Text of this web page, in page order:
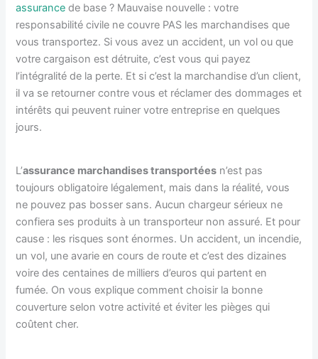
assurance de base ? Mauvaise nouvelle : votre
responsabilité civile ne couvre PAS les marchandises que
vous transportez. Si vous avez un accident, un vol ou que
votre cargaison est détruite, c’est vous qui payez
l’intégralité de la perte. Et si c’est la marchandise d’un client,
il va se retourner contre vous et réclamer des dommages et
intérêts qui peuvent ruiner votre entreprise en quelques
jours.
L’assurance marchandises transportées n’est pas
toujours obligatoire légalement, mais dans la réalité, vous
ne pouvez pas bosser sans. Aucun chargeur sérieux ne
confiera ses produits à un transporteur non assuré. Et pour
cause : les risques sont énormes. Un accident, un incendie,
un vol, une avarie en cours de route et c’est des dizaines
voire des centaines de milliers d’euros qui partent en
fumée. On vous explique comment choisir la bonne
couverture selon votre activité et éviter les pièges qui
coûtent cher.